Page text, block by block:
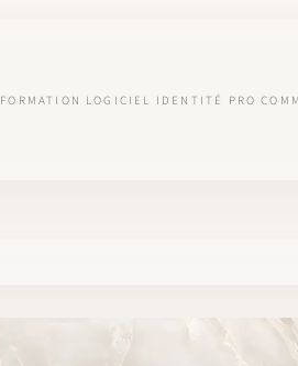
FORMATION LOGICIEL IDENTITÉ PRO